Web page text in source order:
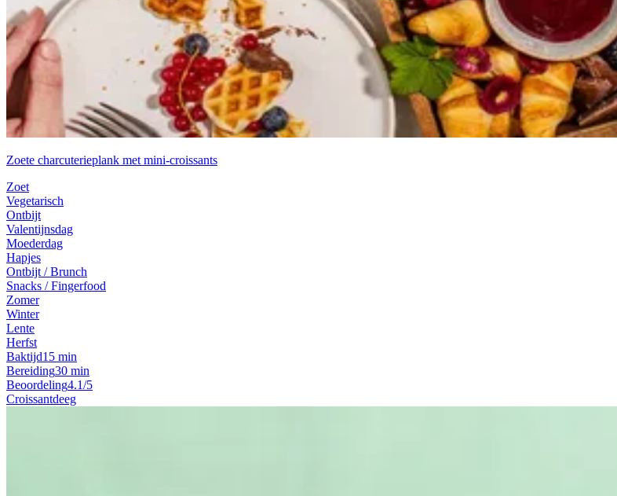
Zoete charcuterieplank met mini-croissants
Zoet
Vegetarisch
Ontbijt
Valentijnsdag
Moederdag
Hapjes
Ontbijt / Brunch
Snacks / Fingerfood
Zomer
Winter
Lente
Herfst
Baktijd15 min
Bereiding30 min
Beoordeling4.1/5
Croissantdeeg